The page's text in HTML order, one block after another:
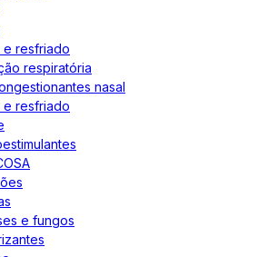
e resfriado
respiratória
nasal
e resfriado
e fungos